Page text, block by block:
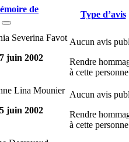
de
Type d’avis
Severina Favot
juin 2002
Aucun avis
Rendre
à cette personne
Lina Mounier
juin 2002
Aucun avis
Rendre
à cette personne